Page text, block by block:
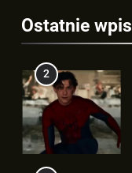
4
5
Ostatnie
3